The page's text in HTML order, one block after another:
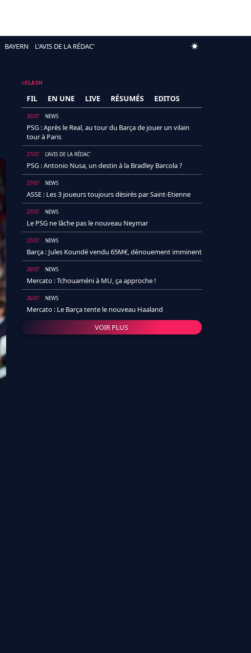
BAYERN L'AVIS DE LA RÉDAC'
FLASH
FIL EN UNE LIVE RÉSUMÉS EDITOS
30/07 NEWS
PSG : Après le Real, au tour du Barça de jouer un vilain
tour à Paris
27/07 L'AVIS DE LA RÉDAC'
PSG : Antonio Nusa, un destin à la Bradley Barcola ?
27/07 NEWS
ASSE : Les 3 joueurs toujours désirés par Saint-Etienne
27/07 NEWS
Le PSG ne lâche pas le nouveau Neymar
27/07 NEWS
Barça : Jules Koundé vendu 65M€, dénouement imminent
26/07 NEWS
Mercato : Tchouaméni à MU, ça approche !
26/07 NEWS
Mercato : Le Barça tente le nouveau Haaland
VOIR PLUS